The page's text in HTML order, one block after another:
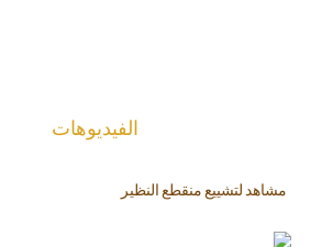
الفیدیوهات
مشاهد لتشييع منقطع النظير